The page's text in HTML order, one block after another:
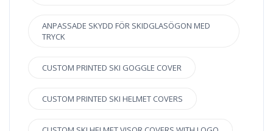
ANPASSADE SKYDD FÖR SKIDGLASÖGON MED
TRYCK
CUSTOM PRINTED SKI GOGGLE COVER
CUSTOM PRINTED SKI HELMET COVERS